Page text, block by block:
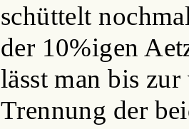
schüttelt
der 10%igen
lässt man bis
Trennung der